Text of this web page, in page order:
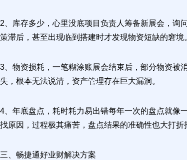
2、库存多少，心里没底项目负责人筹备新展会，询
策滞后，甚至出现临到搭建时才发现物资短缺的窘境
3、物资损耗，一笔糊涂账展会结束后，部分物资被
失，根本无法说清，资产管理存在巨大漏洞。
4、年底盘点，耗时耗力易出错每年一次的盘点就像
找原因，过程极其痛苦，盘点结果的准确性也大打折
三、畅捷通好业财解决方案